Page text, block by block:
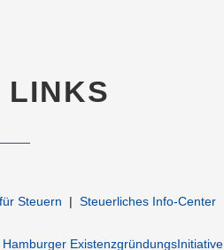
LINKS
Steuern | Steuerliches Info-Center
Hamburger ExistenzgründungsInitiative